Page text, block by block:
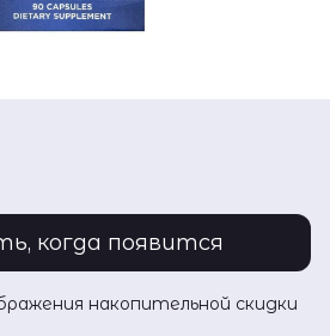
когда появится
накопительной скидки